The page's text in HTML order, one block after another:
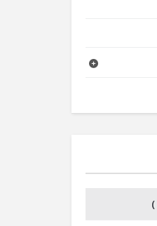
)